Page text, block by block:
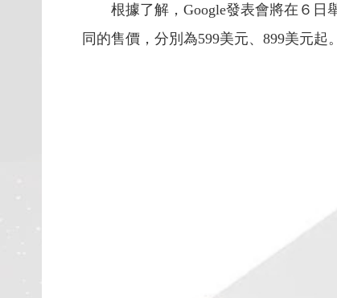
根據了解，Google發表會將在６日
同的售價，分別為599美元、899美元